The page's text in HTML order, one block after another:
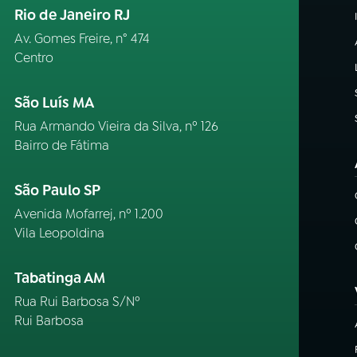
Rio de Janeiro RJ
Av. Gomes Freire, n° 474
Centro
São Luís MA
Rua Armando Vieira da Silva, nº 126
Bairro de Fátima
São Paulo SP
Avenida Mofarrej, nº 1.200
Vila Leopoldina
Tabatinga AM
Rua Rui Barbosa S/Nº
Rui Barbosa